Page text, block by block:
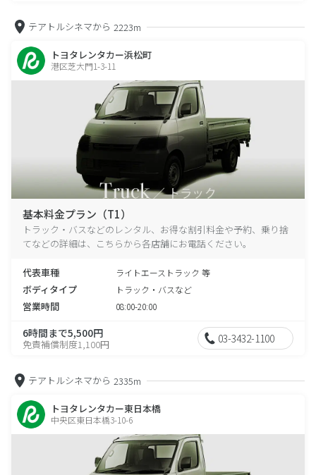
テアトルシネマから 2223m
トヨタレンタカー浜松町
港区芝大門1-3-11
基本料金プラン（T1）
トラック・バスなどのレンタル、お得な割引料金や予約、乗り捨
てなどの詳細は、こちらから各店舗にお電話ください。
代表車種 ライトエーストラック 等
ボディタイプ トラック・バスなど
営業時間 08:00-20:00
6時間まで5,500円
免責補償制度1,100円 03-3432-1100
テアトルシネマから 2335m
トヨタレンタカー東日本橋
中央区東日本橋3-10-6